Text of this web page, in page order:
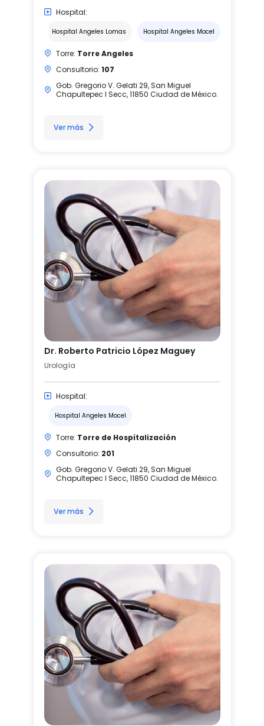
Hospital:
Hospital Angeles Lomas Hospital Angeles Mocel
Torre: Torre Angeles
Consultorio: 107
Gob. Gregorio V. Gelati 29, San Miguel
Chapultepec I Secc, 11850 Ciudad de México.
Ver más
Dr. Roberto Patricio López Maguey
Urología
Hospital:
Hospital Angeles Mocel
Torre: Torre de Hospitalización
Consultorio: 201
Gob. Gregorio V. Gelati 29, San Miguel
Chapultepec I Secc, 11850 Ciudad de México.
Ver más